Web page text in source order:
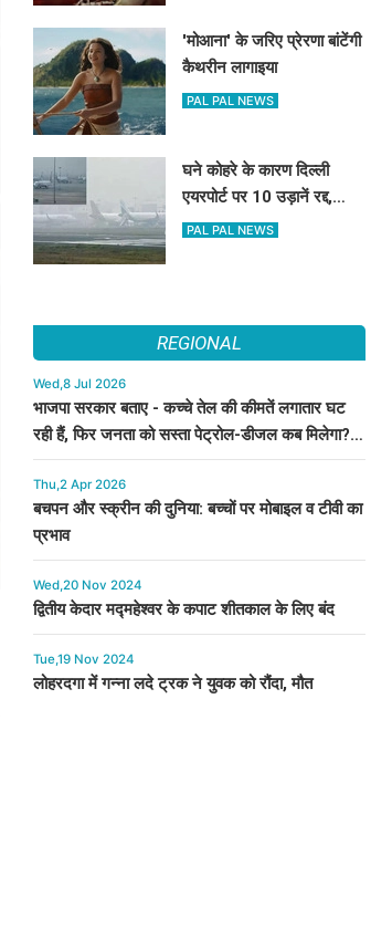
'मोआना' के जरिए प्रेरणा बांटेंगी
कैथरीन लागाइया
PAL PAL NEWS
घने कोहरे के कारण दिल्ली
एयरपोर्ट पर 10 उड़ानें रद्द,
270 से अधिक में देरी
PAL PAL NEWS
REGIONAL
Wed,8 Jul 2026
भाजपा सरकार बताए - कच्चे तेल की कीमतें लगातार घट
रही हैं, फिर जनता को सस्ता पेट्रोल-डीजल कब मिलेगा? :
कुमारी सैलजा
Thu,2 Apr 2026
बचपन और स्क्रीन की दुनिया: बच्चों पर मोबाइल व टीवी का
प्रभाव
Wed,20 Nov 2024
द्वितीय केदार मद्महेश्वर के कपाट शीतकाल के लिए बंद
Tue,19 Nov 2024
लोहरदगा में गन्ना लदे ट्रक ने युवक को रौंदा, मौत